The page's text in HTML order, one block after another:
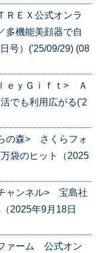
ＥＸ公式オンラ
機能美顔器で自
号）('25/09/29) (08
ｅｙＧｉｆｔ> Ａ
でも利用広がる('2
の森> さくらフォ
袋のヒット（2025
ャンネル> 宝島社
2025年9月18日
ァーム 公式オン